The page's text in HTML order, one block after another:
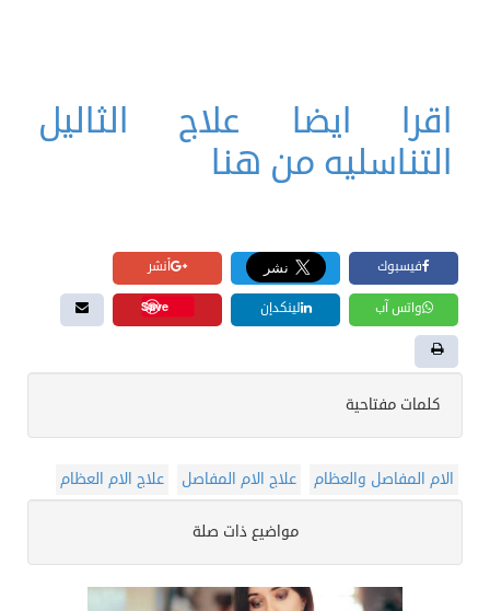
اقرا ايضا علاج الثاليل
التناسليه من هنا
فيسبوك أنشر
واتس آب لينكدإن Save
كلمات مفتاحية
الام المفاصل والعظام علاج الام المفاصل علاج الام العظام
مواضيع ذات صلة